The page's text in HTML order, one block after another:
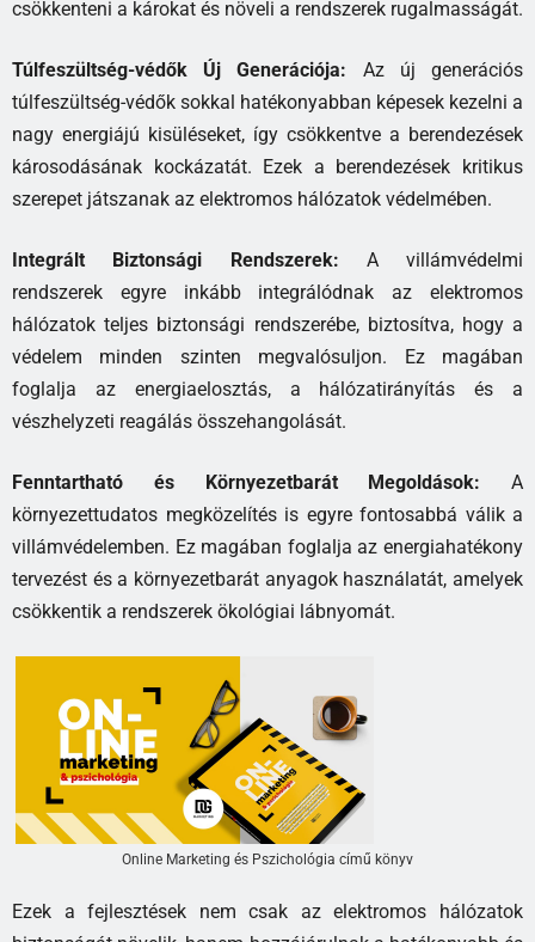
csökkenteni a károkat és növeli a rendszerek rugalmasságát.
Túlfeszültség-védők Új Generációja: Az új generációs
túlfeszültség-védők sokkal hatékonyabban képesek kezelni a
nagy energiájú kisüléseket, így csökkentve a berendezések
károsodásának kockázatát. Ezek a berendezések kritikus
szerepet játszanak az elektromos hálózatok védelmében.
Integrált Biztonsági Rendszerek: A villámvédelmi
rendszerek egyre inkább integrálódnak az elektromos
hálózatok teljes biztonsági rendszerébe, biztosítva, hogy a
védelem minden szinten megvalósuljon. Ez magában
foglalja az energiaelosztás, a hálózatirányítás és a
vészhelyzeti reagálás összehangolását.
Fenntartható és Környezetbarát Megoldások: A
környezettudatos megközelítés is egyre fontosabbá válik a
villámvédelemben. Ez magában foglalja az energiahatékony
tervezést és a környezetbarát anyagok használatát, amelyek
csökkentik a rendszerek ökológiai lábnyomát.
Online Marketing és Pszichológia című könyv
Ezek a fejlesztések nem csak az elektromos hálózatok